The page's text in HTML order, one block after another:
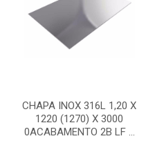
CHAPA INOX 316L 1,20 X
1220 (1270) X 3000
0ACABAMENTO 2B LF ...